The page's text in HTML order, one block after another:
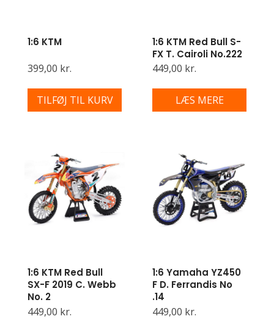
1:6 KTM
399,00 kr.
TILFØJ TIL KURV
1:6 KTM Red Bull S-
FX T. Cairoli No.222
449,00 kr.
LÆS MERE
1:6 KTM Red Bull
SX-F 2019 C. Webb
No. 2
449,00 kr.
1:6 Yamaha YZ450
F D. Ferrandis No
.14
449,00 kr.